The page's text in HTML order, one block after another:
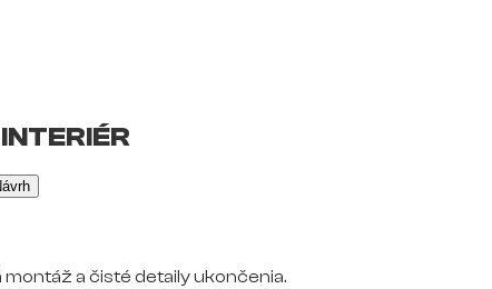
a čisté detaily ukončenia.